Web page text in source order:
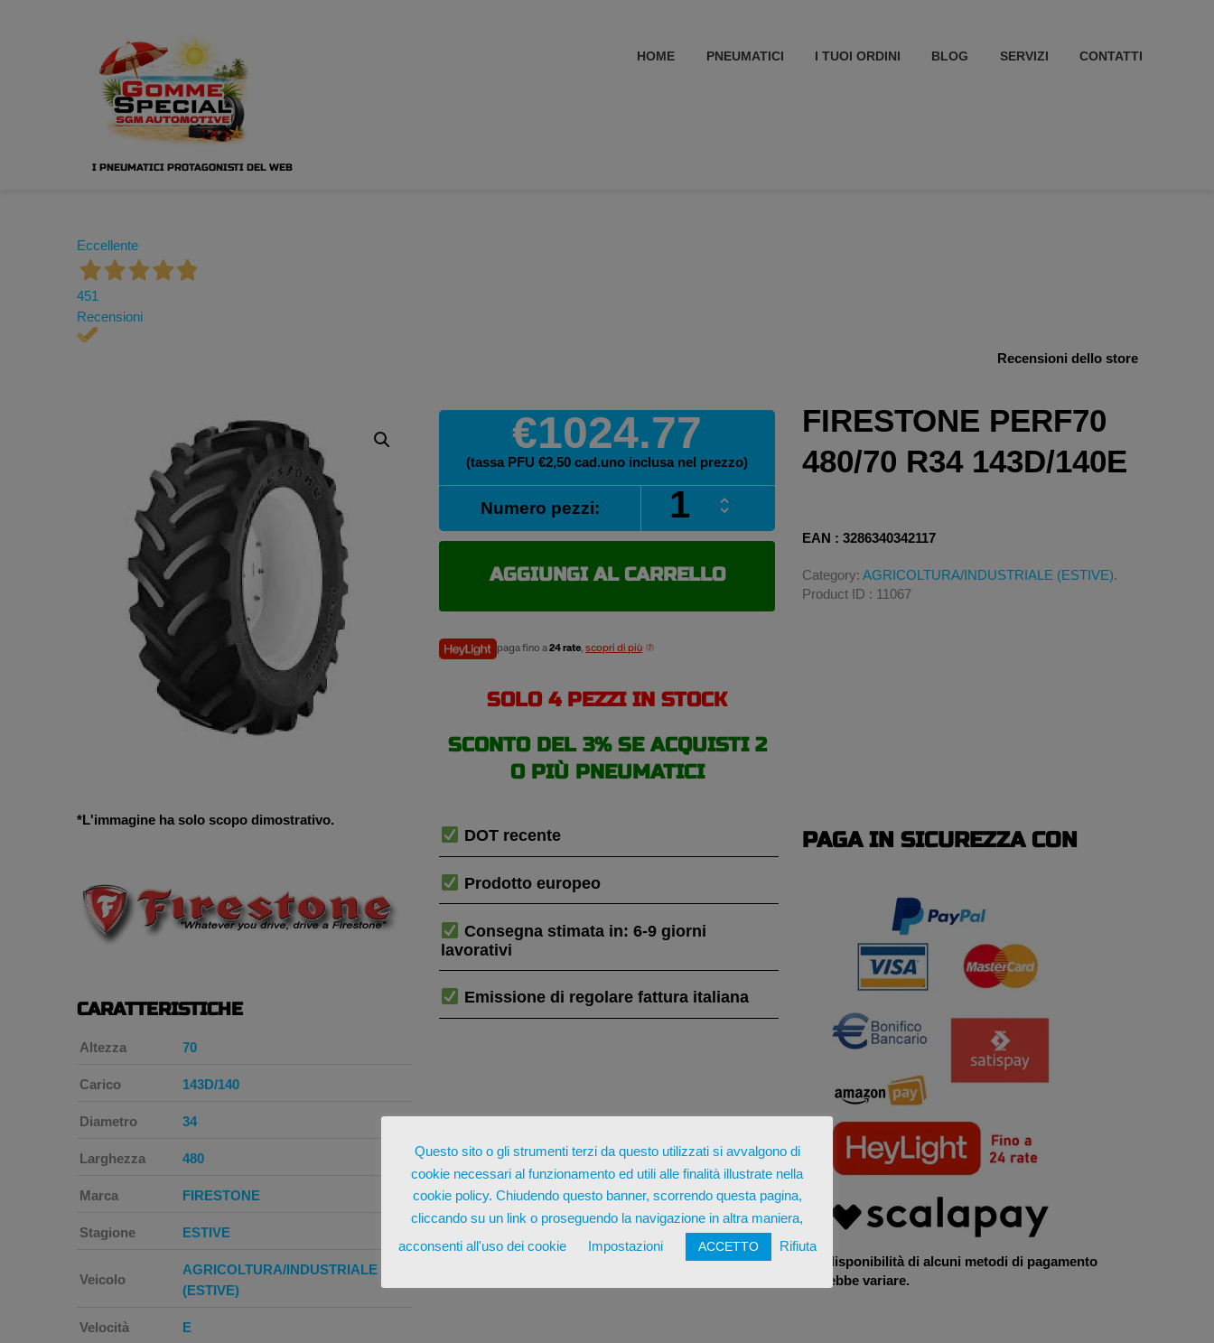
I PNEUMATICI PROTAGONISTI DEL WEB
HOME PNEUMATICI I TUOI ORDINI BLOG SERVIZI CONTATTI
Eccellente
451
Recensioni
Recensioni dello store
€1024.77
(tassa PFU €2,50 cad.uno inclusa nel prezzo)
Numero pezzi:
FIRESTONE
PERF70
480/70
143D/140E
AGGIUNGI AL CARRELLO
paga fino a24 rate,scopri di più
SOLO 4 PEZZI IN STOCK
SCONTO DEL 3% SE ACQUISTI 2
O PIÙ PNEUMATICI
FIRESTONE PERF70
480/70 R34 143D/140E
EAN : 3286340342117
Category: AGRICOLTURA/INDUSTRIALE (ESTIVE).
Product ID : 11067
*L'immagine ha solo scopo dimostrativo.
CARATTERISTICHE
Altezza 70
Carico 143D/140
Diametro 34
Larghezza 480
Marca FIRESTONE
Stagione ESTIVE
Veicolo
AGRICOLTURA/INDUSTRIALE
(ESTIVE)
Velocità E
DOT recente
Prodotto europeo
Consegna stimata in: 6-9 giorni
lavorativi
Emissione di regolare fattura italiana
PAGA IN SICUREZZA CON
*La disponibilità di alcuni metodi di pagamento
potrebbe variare.
Questo sito o gli strumenti terzi da questo utilizzati si avvalgono di
cookie necessari al funzionamento ed utili alle finalità illustrate nella
cookie policy. Chiudendo questo banner, scorrendo questa pagina,
cliccando su un link o proseguendo la navigazione in altra maniera,
acconsenti all'uso dei cookie
Impostazioni ACCETTO Rifiuta